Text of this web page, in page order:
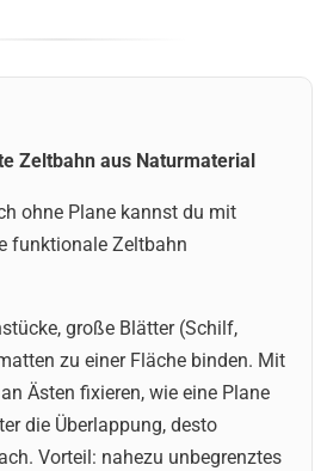
Zeltbahn aus Naturmaterial
ohne Plane kannst du mit
funktionale Zeltbahn
große Blätter (Schilf,
zu einer Fläche binden. Mit
Ästen fixieren, wie eine Plane
die Überlappung, desto
Vorteil: nahezu unbegrenztes